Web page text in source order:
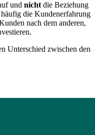
und nichtdie Beziehung
die Kundenerfahrung
nach dem anderen,
Unterschied zwischen den